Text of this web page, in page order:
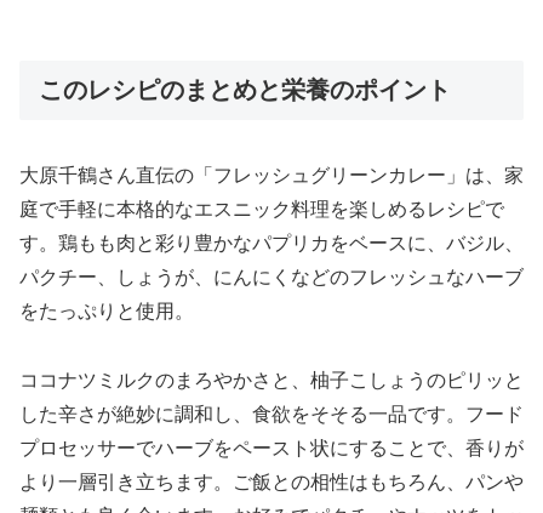
このレシピのまとめと栄養のポイント
大原千鶴さん直伝の「フレッシュグリーンカレー」は、家
庭で手軽に本格的なエスニック料理を楽しめるレシピで
す。鶏もも肉と彩り豊かなパプリカをベースに、バジル、
パクチー、しょうが、にんにくなどのフレッシュなハーブ
をたっぷりと使用。
ココナツミルクのまろやかさと、柚子こしょうのピリッと
した辛さが絶妙に調和し、食欲をそそる一品です。フード
プロセッサーでハーブをペースト状にすることで、香りが
より一層引き立ちます。ご飯との相性はもちろん、パンや